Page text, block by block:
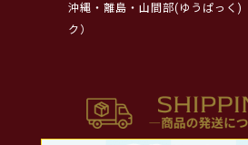
沖縄・離島・山間部(ゆうぱっく)
ク）